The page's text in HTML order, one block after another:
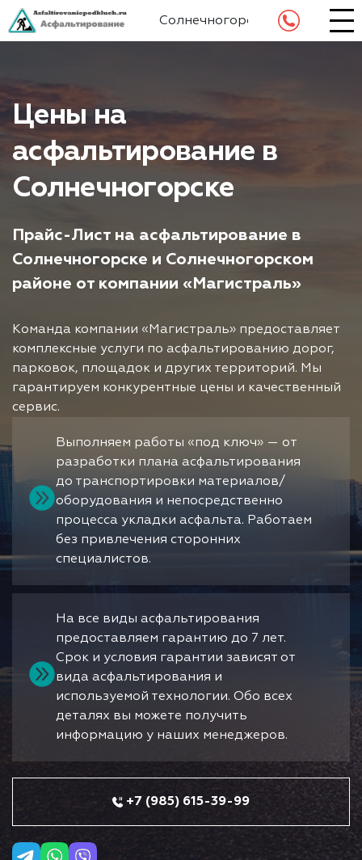
Солнечногорск
Цены на
асфальтирование в
Солнечногорске
Прайс-Лист на асфальтирование в
Солнечногорске и Солнечногорском
районе от компании «Магистраль»
Команда компании «Магистраль» предоставляет
комплексные услуги по асфальтированию дорог,
парковок, площадок и других территорий. Мы
гарантируем конкурентные цены и качественный
сервис.
Выполняем работы «под ключ» — от
разработки плана асфальтирования
до транспортировки материалов/
оборудования и непосредственно
процесса укладки асфальта. Работаем
без привлечения сторонних
специалистов.
На все виды асфальтирования
предоставляем гарантию до 7 лет.
Срок и условия гарантии зависят от
вида асфальтирования и
используемой технологии. Обо всех
деталях вы можете получить
информацию у наших менеджеров.
+7 (985) 615-39-99